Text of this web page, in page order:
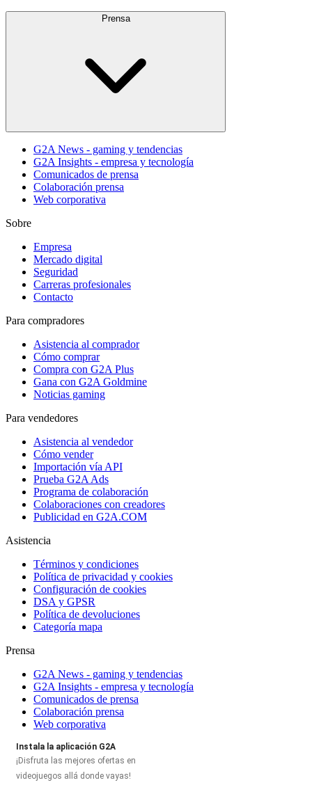
Prensa
G2A News - gaming y tendencias
G2A Insights - empresa y tecnología
Comunicados de prensa
Colaboración prensa
Web corporativa
Sobre
Empresa
Mercado digital
Seguridad
Carreras profesionales
Contacto
Para compradores
Asistencia al comprador
Cómo comprar
Compra con G2A Plus
Gana con G2A Goldmine
Noticias gaming
Para vendedores
Asistencia al vendedor
Cómo vender
Importación vía API
Prueba G2A Ads
Programa de colaboración
Colaboraciones con creadores
Publicidad en G2A.COM
Asistencia
Términos y condiciones
Política de privacidad y cookies
Configuración de cookies
DSA y GPSR
Política de devoluciones
Categoría mapa
Prensa
G2A News - gaming y tendencias
G2A Insights - empresa y tecnología
Comunicados de prensa
Colaboración prensa
Web corporativa
Instala la aplicación G2A
¡Disfruta las mejores ofertas en
videojuegos allá donde vayas!